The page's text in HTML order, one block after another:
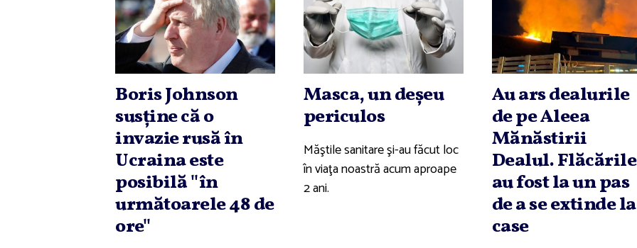
Boris Johnson
susţine că o
invazie rusă în
Ucraina este
posibilă ''în
următoarele 48 de
ore''
Masca, un deşeu
periculos
Măştile sanitare şi-au făcut loc
în viaţa noastră acum aproape
2 ani.
Au ars dealurile
de pe Aleea
Mănăstirii
Dealul. Flăcările
au fost la un pas
de a se extinde la
case